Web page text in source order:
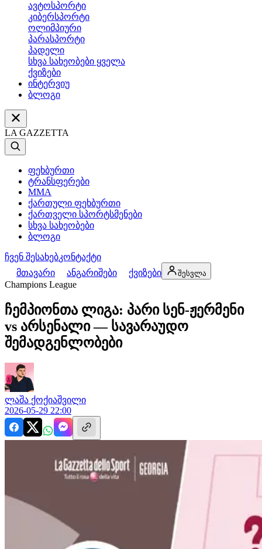
ავტოსპორტი
კიბერსპორტი
ოლიმპიური
პარასპორტი
პადელი
სხვა სახეობები ყველა
ქვიზები
ინტერვიუ
ბლოგი
LA GAZZETTA
ფეხბურთი
ტრანსფერები
MMA
ქართული ფეხბურთი
ქართველი სპორტსმენები
სხვა სახეობები
ბლოგი
ჩვენ შესახებკონტაქტი
მთავარი
ანგარიშები ქვიზები შესვლა
Champions League
ჩემპიონთა ლიგა: პარი სენ-ჟერმენი
vs არსენალი — სავარაუდო
შემადგენლობები
ლაშა ქოქიაშვილი
2026-05-29 22:00